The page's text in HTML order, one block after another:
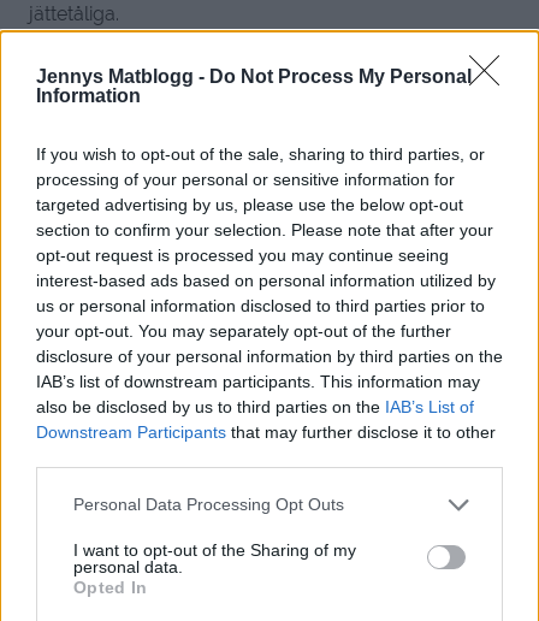
Jennys Matblogg - Do Not Process My Personal
Information
If you wish to opt-out of the sale, sharing to third parties, or
processing of your personal or sensitive information for
targeted advertising by us, please use the below opt-out
section to confirm your selection. Please note that after your
opt-out request is processed you may continue seeing
interest-based ads based on personal information utilized by
us or personal information disclosed to third parties prior to
your opt-out. You may separately opt-out of the further
disclosure of your personal information by third parties on the
IAB’s list of downstream participants. This information may
also be disclosed by us to third parties on the IAB’s List of
Downstream Participants that may further disclose it to other
Personal Data Processing Opt Outs
I want to opt-out of the Sharing of my
personal data.
Opted In
jättetåliga.
10 år sedan
Tack för dina fina resebilder och beskrivningar. Bästa
hängmattorna med mera hittar man här.
http://www.storafamnen.nu/
Carro
Tycker det är superkul att läsa dina inlägg från
semestern och se alla fina bilder! Extra mycket nu när
se något helt annat en stund 🙂 Ha en fortsatt härlig
semester!